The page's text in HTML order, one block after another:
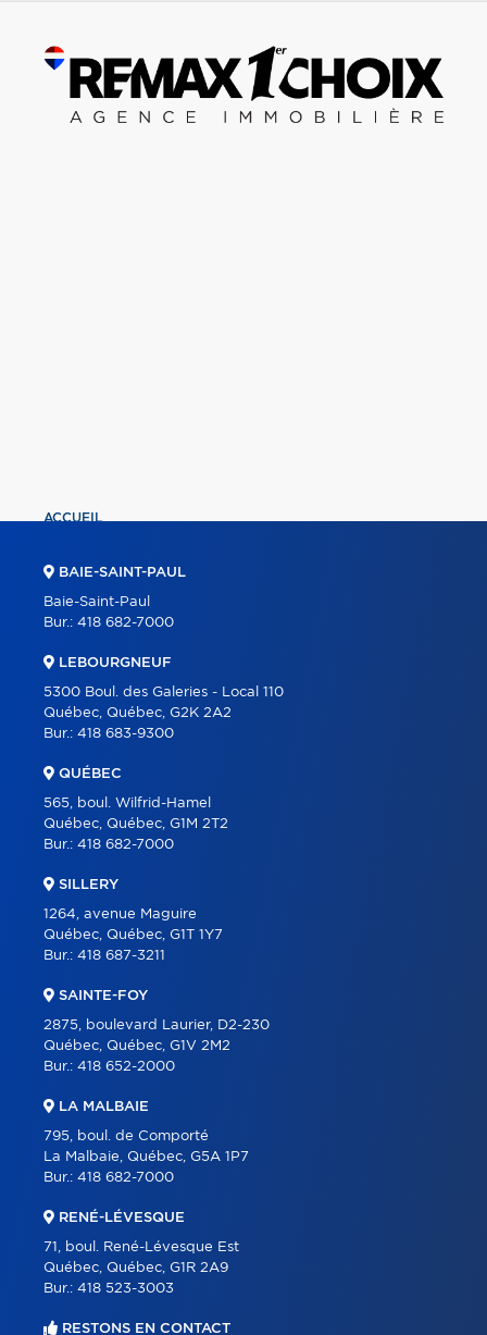
ACCUEIL
À PROPOS
OUTILS
CARRIÈRE
BLOGUE
CONTACT
BAIE-SAINT-PAUL
Baie-Saint-Paul
Bur.: 418 682-7000
LEBOURGNEUF
5300 Boul. des Galeries - Local 110
Québec, Québec, G2K 2A2
Bur.: 418 683-9300
QUÉBEC
565, boul. Wilfrid-Hamel
Québec, Québec, G1M 2T2
Bur.: 418 682-7000
SILLERY
1264, avenue Maguire
Québec, Québec, G1T 1Y7
Bur.: 418 687-3211
SAINTE-FOY
2875, boulevard Laurier, D2-230
Québec, Québec, G1V 2M2
Bur.: 418 652-2000
LA MALBAIE
795, boul. de Comporté
La Malbaie, Québec, G5A 1P7
Bur.: 418 682-7000
RENÉ-LÉVESQUE
71, boul. René-Lévesque Est
Québec, Québec, G1R 2A9
Bur.: 418 523-3003
RESTONS EN CONTACT